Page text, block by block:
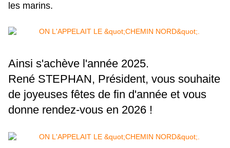
les marins.
Ainsi s'achève l'année 2025.
René STEPHAN, Président, vous souhaite
de joyeuses fêtes de fin d'année et vous
donne rendez-vous en 2026 !